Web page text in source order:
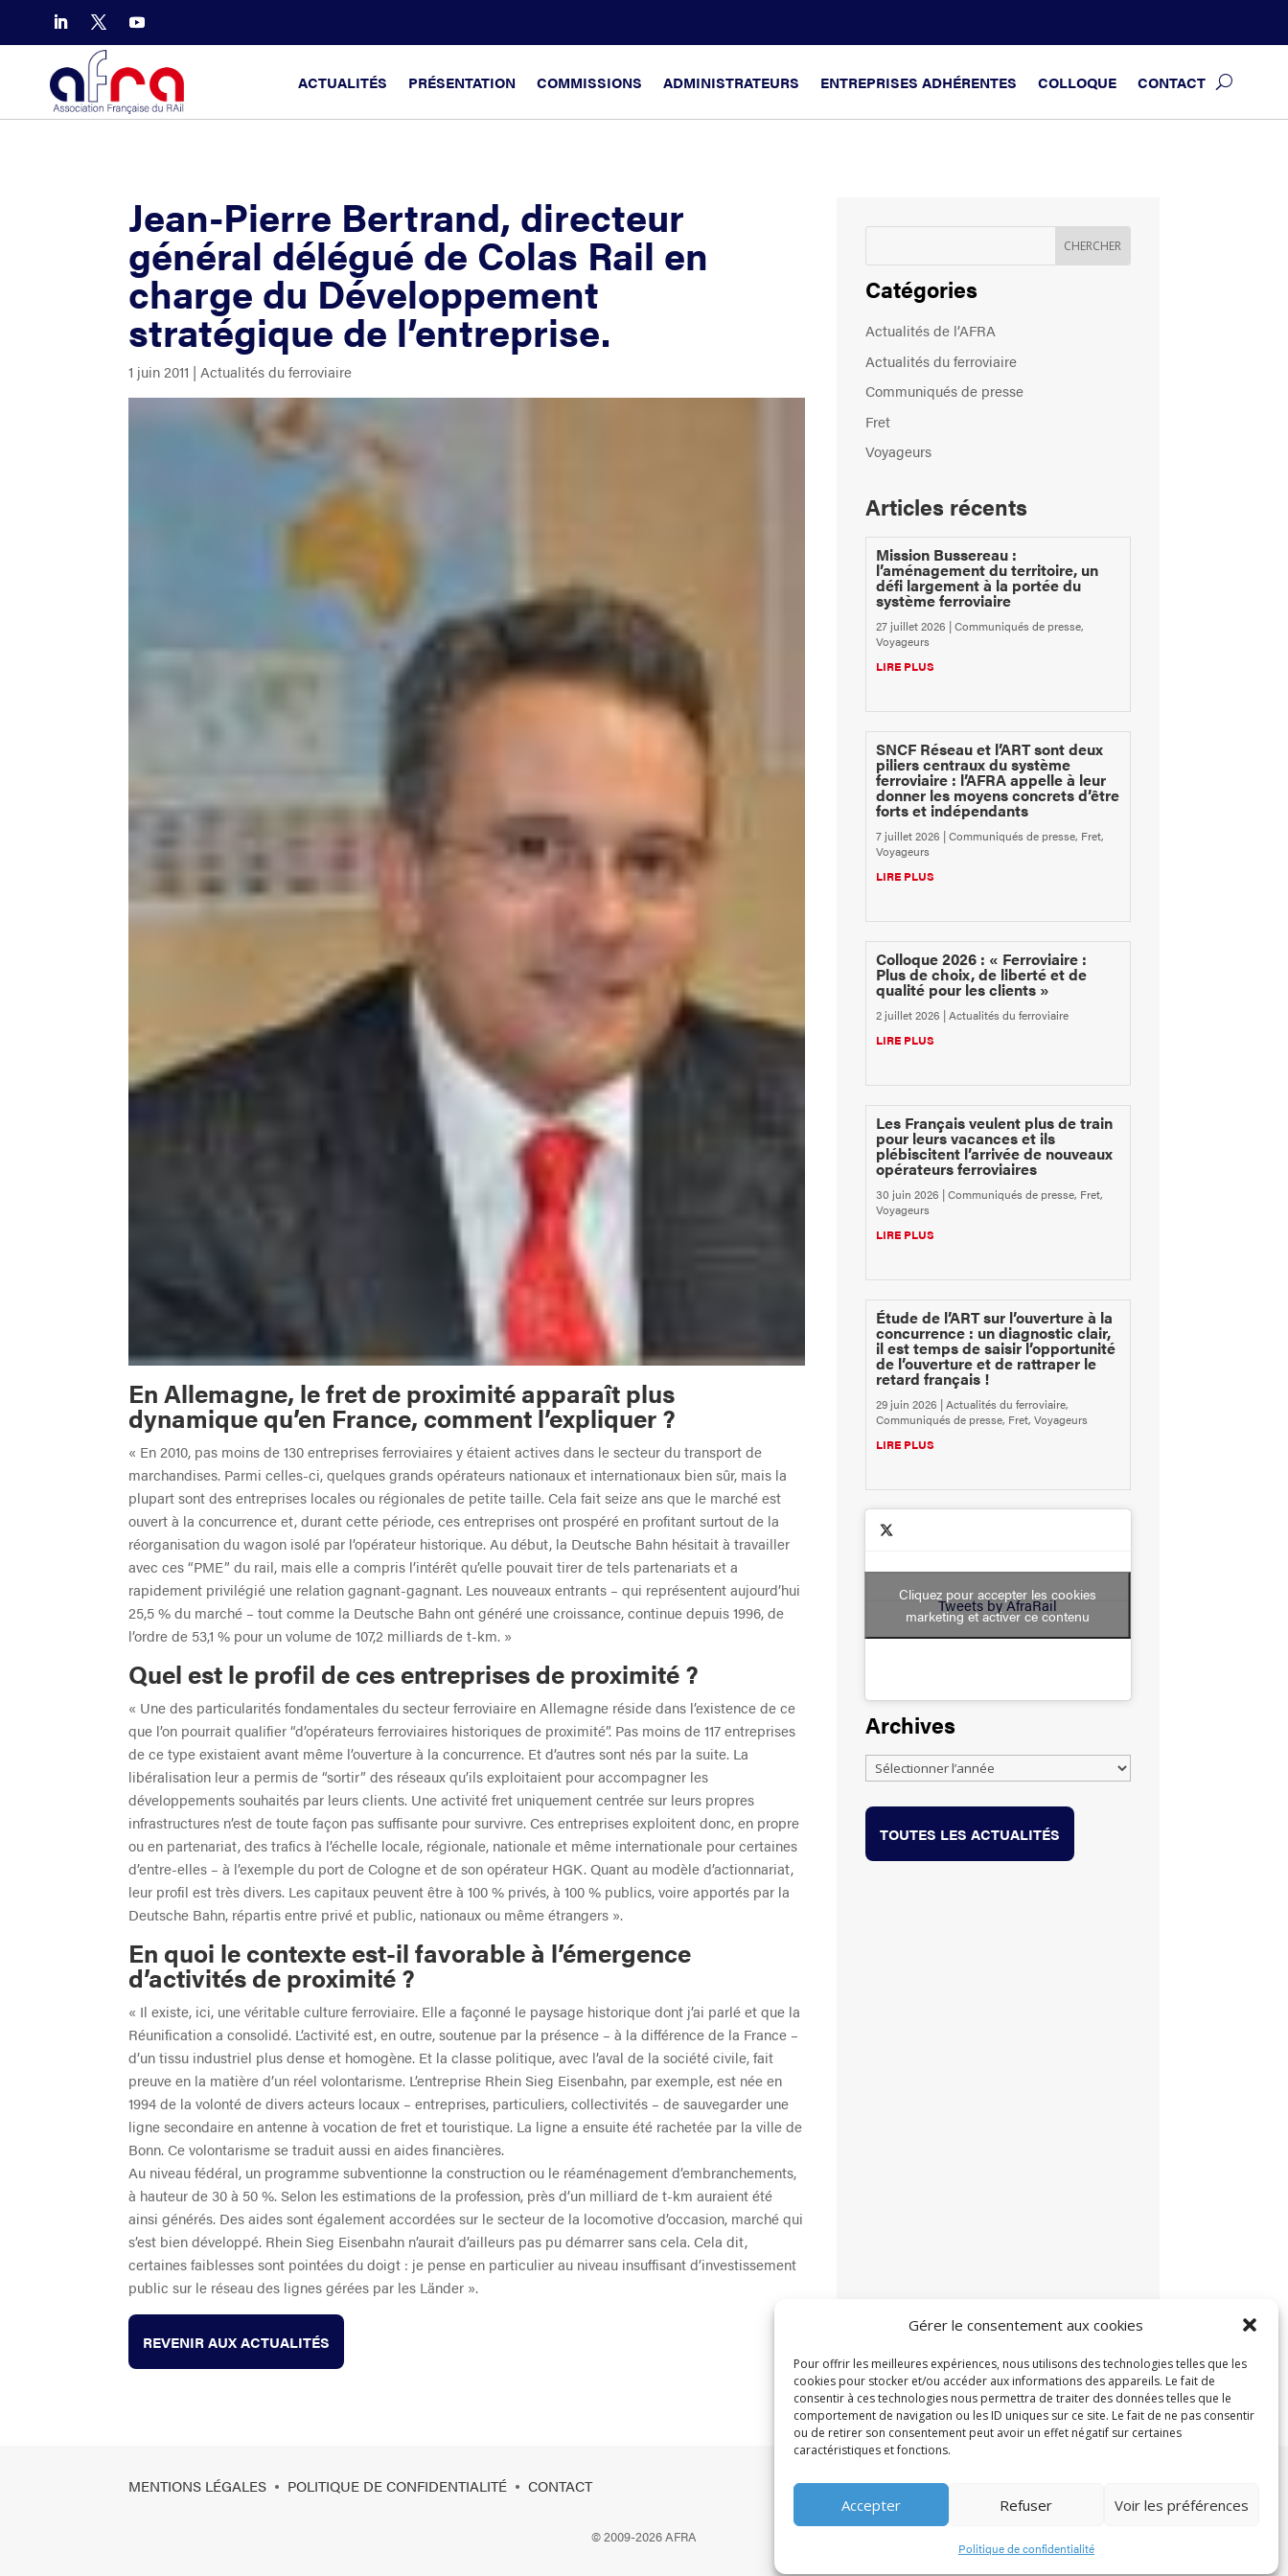
Gérer le consentement aux cookies
Pour offrir les meilleures expériences, nous utilisons des technologies telles que les
cookies pour stocker et/ou accéder aux informations des appareils. Le fait de
consentir à ces technologies nous permettra de traiter des données telles que le
comportement de navigation ou les ID uniques sur ce site. Le fait de ne pas consentir
ou de retirer son consentement peut avoir un effet négatif sur certaines
caractéristiques et fonctions.
Accepter Refuser Voir les préférences
Politique de confidentialité
ACTUALITÉS PRÉSENTATION COMMISSIONS ADMINISTRATEURS ENTREPRISES ADHÉRENTES COLLOQUE CONTACT
Jean-Pierre Bertrand, directeur
général délégué de Colas Rail en
charge du Développement
stratégique de l’entreprise.
1 juin 2011 | Actualités du ferroviaire
En Allemagne, le fret de proximité apparaît plus
dynamique qu’en France, comment l’expliquer ?
« En 2010, pas moins de 130 entreprises ferroviaires y étaient actives dans le secteur du transport de
marchandises. Parmi celles-ci, quelques grands opérateurs nationaux et internationaux bien sûr, mais la
plupart sont des entreprises locales ou régionales de petite taille. Cela fait seize ans que le marché est
ouvert à la concurrence et, durant cette période, ces entreprises ont prospéré en profitant surtout de la
réorganisation du wagon isolé par l’opérateur historique. Au début, la Deutsche Bahn hésitait à travailler
avec ces “PME” du rail, mais elle a compris l’intérêt qu’elle pouvait tirer de tels partenariats et a
rapidement privilégié une relation gagnant-gagnant. Les nouveaux entrants – qui représentent aujourd’hui
25,5 % du marché – tout comme la Deutsche Bahn ont généré une croissance, continue depuis 1996, de
l’ordre de 53,1 % pour un volume de 107,2 milliards de t-km. »
Quel est le profil de ces entreprises de proximité ?
« Une des particularités fondamentales du secteur ferroviaire en Allemagne réside dans l’existence de ce
que l’on pourrait qualifier “d’opérateurs ferroviaires historiques de proximité”. Pas moins de 117 entreprises
de ce type existaient avant même l’ouverture à la concurrence. Et d’autres sont nés par la suite. La
libéralisation leur a permis de “sortir” des réseaux qu’ils exploitaient pour accompagner les
développements souhaités par leurs clients. Une activité fret uniquement centrée sur leurs propres
infrastructures n’est de toute façon pas suffisante pour survivre. Ces entreprises exploitent donc, en propre
ou en partenariat, des trafics à l’échelle locale, régionale, nationale et même internationale pour certaines
d’entre-elles – à l’exemple du port de Cologne et de son opérateur HGK. Quant au modèle d’actionnariat,
leur profil est très divers. Les capitaux peuvent être à 100 % privés, à 100 % publics, voire apportés par la
Deutsche Bahn, répartis entre privé et public, nationaux ou même étrangers ».
En quoi le contexte est-il favorable à l’émergence
d’activités de proximité ?
« Il existe, ici, une véritable culture ferroviaire. Elle a façonné le paysage historique dont j’ai parlé et que la
Réunification a consolidé. L’activité est, en outre, soutenue par la présence – à la différence de la France –
d’un tissu industriel plus dense et homogène. Et la classe politique, avec l’aval de la société civile, fait
preuve en la matière d’un réel volontarisme. L’entreprise Rhein Sieg Eisenbahn, par exemple, est née en
1994 de la volonté de divers acteurs locaux – entreprises, particuliers, collectivités – de sauvegarder une
ligne secondaire en antenne à vocation de fret et touristique. La ligne a ensuite été rachetée par la ville de
Bonn. Ce volontarisme se traduit aussi en aides financières.
Au niveau fédéral, un programme subventionne la construction ou le réaménagement d’embranchements,
à hauteur de 30 à 50 %. Selon les estimations de la profession, près d’un milliard de t-km auraient été
ainsi générés. Des aides sont également accordées sur le secteur de la locomotive d’occasion, marché qui
s’est bien développé. Rhein Sieg Eisenbahn n’aurait d’ailleurs pas pu démarrer sans cela. Cela dit,
certaines faiblesses sont pointées du doigt : je pense en particulier au niveau insuffisant d’investissement
public sur le réseau des lignes gérées par les Länder ».
REVENIR AUX ACTUALITÉS
Catégories
Actualités de l’AFRA
Actualités du ferroviaire
Communiqués de presse
Fret
Voyageurs
Articles récents
Mission Bussereau :
l’aménagement du territoire, un
défi largement à la portée du
système ferroviaire
27 juillet 2026 |Communiqués de presse,
Voyageurs
LIRE PLUS
SNCF Réseau et l’ART sont deux
piliers centraux du système
ferroviaire : l’AFRA appelle à leur
donner les moyens concrets d’être
forts et indépendants
7 juillet 2026 |Communiqués de presse, Fret,
Voyageurs
LIRE PLUS
Colloque 2026 : « Ferroviaire :
Plus de choix, de liberté et de
qualité pour les clients »
2 juillet 2026 |Actualités du ferroviaire
LIRE PLUS
Les Français veulent plus de train
pour leurs vacances et ils
plébiscitent l’arrivée de nouveaux
opérateurs ferroviaires
30 juin 2026 |Communiqués de presse, Fret,
Voyageurs
LIRE PLUS
Étude de l’ART sur l’ouverture à la
concurrence : un diagnostic clair,
il est temps de saisir l’opportunité
de l’ouverture et de rattraper le
retard français !
29 juin 2026 |Actualités du ferroviaire,
Communiqués de presse, Fret, Voyageurs
LIRE PLUS
Tweets by AfraRail
Cliquez pour accepter les cookies
marketing et activer ce contenu
Archives
TOUTES LES ACTUALITÉS
MENTIONS LÉGALES • POLITIQUE DE CONFIDENTIALITÉ •CONTACT
© 2009-2026 AFRA